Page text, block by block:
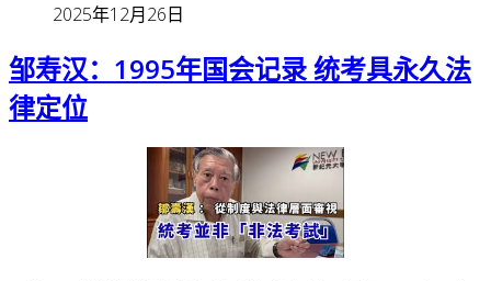
2025年12月26日
邹寿汉：1995年国会记录 统考具永久法
律定位